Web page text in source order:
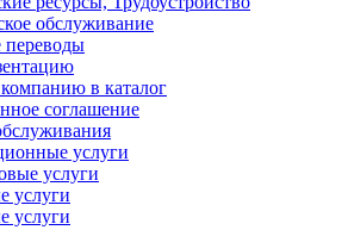
обслуживание
переводы
в каталог
соглашение
услуги
услуги
услуги
услуги